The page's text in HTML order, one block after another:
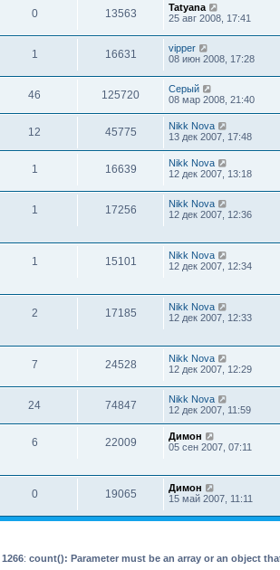
0 13563
Tatyana
25 авг 2008, 17:41
1 16631
vipper
08 июн 2008, 17:28
46 125720
Серый
08 мар 2008, 21:40
12 45775
Nikk Nova
13 дек 2007, 17:48
1 16639
Nikk Nova
12 дек 2007, 13:18
1 17256
Nikk Nova
12 дек 2007, 12:36
1 15101
Nikk Nova
12 дек 2007, 12:34
2 17185
Nikk Nova
12 дек 2007, 12:33
7 24528
Nikk Nova
12 дек 2007, 12:29
24 74847
Nikk Nova
12 дек 2007, 11:59
6 22009
Димон
05 сен 2007, 07:11
0 19065
Димон
15 май 2007, 11:11
1266: count(): Parameter must be an array or an object